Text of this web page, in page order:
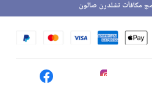
مكافآت تشلدرن صالون